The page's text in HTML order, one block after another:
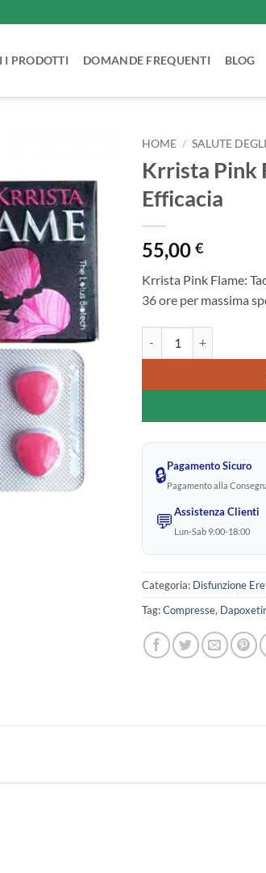
I PRODOTTI DOMANDE FREQUENTI BLOG
HOME / SALUTE
Krrista Pink
Efficacia
55,00 €
Krrista Pink Flame:
36 ore per massima
🔒Pagamento Sicuro
Pagamento alla
💬Assistenza Clienti
Lun-Sab 9:00-18:00
Categoria: Disfunzione
Tag:Compresse,